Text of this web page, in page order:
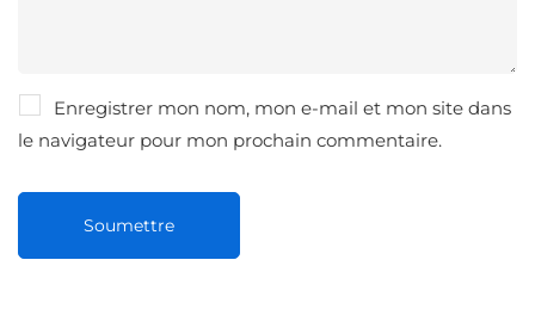
Enregistrer mon nom, mon e-mail et mon site dans
le navigateur pour mon prochain commentaire.